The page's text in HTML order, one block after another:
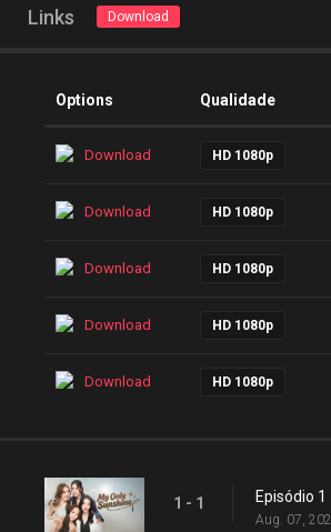
Links Download
Options Qualidade
Download HD 1080p
Download HD 1080p
Download HD 1080p
Download HD 1080p
Download HD 1080p
1 - 1 Episódio 1
Aug. 07,